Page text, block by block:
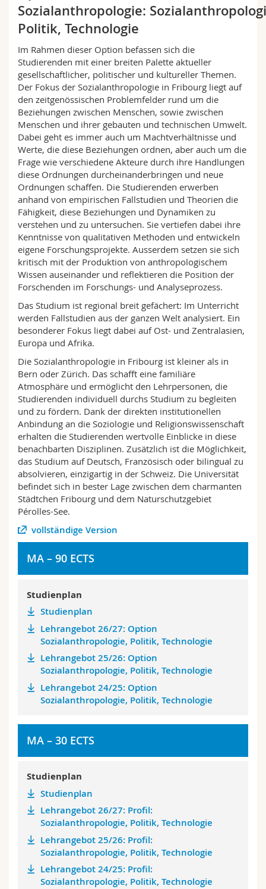
Math.-Nat. und Med. Fak.
Mitarbeitende
Webmail
MyUnifr
Sozialanthropologie:
Politik, Technologie
Im Rahmen dieser Option befassen sich die
Studierenden mit einer breiten Palette aktueller
gesellschaftlicher, politischer und kultureller Themen.
Der Fokus der Sozialanthropologie in Fribourg liegt auf
den zeitgenössischen Problemfelder rund um die
Beziehungen zwischen Menschen, sowie zwischen
Menschen und ihrer gebauten und technischen Umwelt.
Dabei geht es immer auch um Machtverhältnisse und
Werte, die diese Beziehungen ordnen, aber auch um die
Frage wie verschiedene Akteure durch ihre Handlungen
diese Ordnungen durcheinanderbringen und neue
Ordnungen schaffen. Die Studierenden erwerben
anhand von empirischen Fallstudien und Theorien die
Fähigkeit, diese Beziehungen und Dynamiken zu
verstehen und zu untersuchen. Sie vertiefen dabei ihre
Kenntnisse von qualitativen Methoden und entwickeln
eigene Forschungsprojekte. Ausserdem setzen sie sich
kritisch mit der Produktion von anthropologischem
Wissen auseinander und reflektieren die Position der
Forschenden im Forschungs- und Analyseprozess.
Das Studium ist regional breit gefächert: Im Unterricht
werden Fallstudien aus der ganzen Welt analysiert. Ein
besonderer Fokus liegt dabei auf Ost- und Zentralasien,
Europa und Afrika.
Die Sozialanthropologie in Fribourg ist kleiner als in
Bern oder Zürich. Das schafft eine familiäre
Atmosphäre und ermöglicht den Lehrpersonen, die
Studierenden individuell durchs Studium zu begleiten
und zu fördern. Dank der direkten institutionellen
Anbindung an die Soziologie und Religionswissenschaft
erhalten die Studierenden wertvolle Einblicke in diese
benachbarten Disziplinen. Zusätzlich ist die Möglichkeit,
das Studium auf Deutsch, Französisch oder bilingual zu
absolvieren, einzigartig in der Schweiz. Die Universität
befindet sich in bester Lage zwischen dem charmanten
Städtchen Fribourg und dem Naturschutzgebiet
Pérolles-See.
vollständige Version
MA – 90 ECTS
Studienplan
Studienplan
Lehrangebot 26/27: Option
Sozialanthropologie, Politik, Technologie
Lehrangebot 25/26: Option
Sozialanthropologie, Politik, Technologie
Lehrangebot 24/25: Option
Sozialanthropologie, Politik, Technologie
MA – 30 ECTS
Studienplan
Studienplan
Lehrangebot 26/27: Profil:
Sozialanthropologie, Politik, Technologie
Lehrangebot 25/26: Profil:
Sozialanthropologie, Politik, Technologie
Lehrangebot 24/25: Profil:
Sozialanthropologie, Politik, Technologie